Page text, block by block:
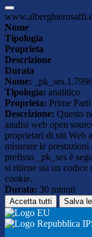
Nome
Tipologia
Proprieta
Descrizione
Durata
Nome:
Tipologia: analitico
Proprieta: Prime Parti
Descrizione: Questo
analisi web open
proprietari di siti Web
misurare le
prefisso _pk_ses è
si ritiene sia un
cookie.
Durata: 30 minuti
Accetta tutti Salva